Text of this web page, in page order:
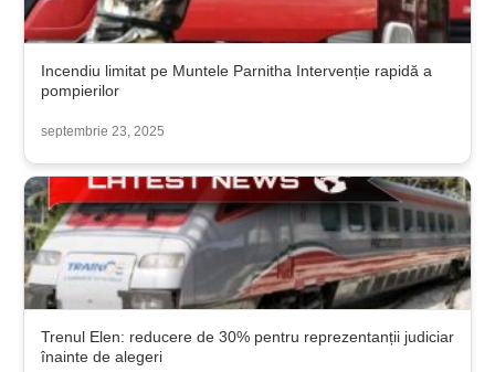
Incendiu limitat pe Muntele Parnitha Intervenție rapidă a
pompierilor
septembrie 23, 2025
Trenul Elen: reducere de 30% pentru reprezentanții judiciar
înainte de alegeri